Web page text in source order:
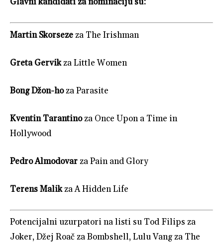
Martin Skorsezeza The Irishman
Greta Gervikza Little Women
Bong Džon-hoza Parasite
Kventin Tarantinoza Once Upon a Time in
Hollywood
Pedro Almodovarza Pain and Glory
Terens Malikza A Hidden Life
Potencijalni uzurpatori na listi su Tod Filips za
Joker, Džej Roač za Bombshell, Lulu Vang za The